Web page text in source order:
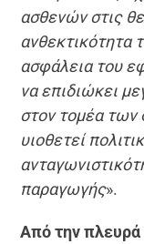
ασθενών στις
ανθεκτικότητα
ασφάλεια του
να επιδιώκει
στον τομέα των
υιοθετεί
παραγωγής».
Από την πλευρά